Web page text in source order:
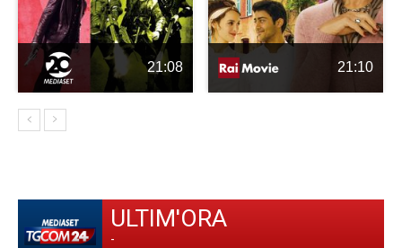
21:08 21:10
ULTIM'ORA
-